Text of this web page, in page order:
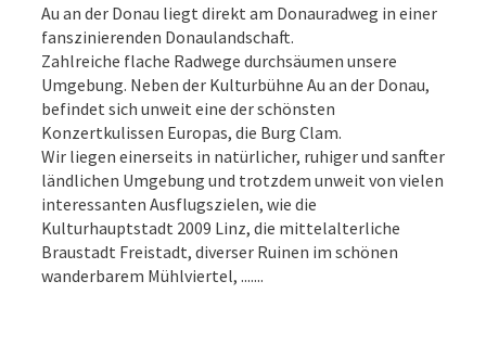
Au an der Donau liegt direkt am Donauradweg in einer
fanszinierenden Donaulandschaft.
Zahlreiche flache Radwege durchsäumen unsere
Umgebung. Neben der Kulturbühne Au an der Donau,
befindet sich unweit eine der schönsten
Konzertkulissen Europas, die Burg Clam.
Wir liegen einerseits in natürlicher, ruhiger und sanfter
ländlichen Umgebung und trotzdem unweit von vielen
interessanten Ausflugszielen, wie die
Kulturhauptstadt 2009 Linz, die mittelalterliche
Braustadt Freistadt, diverser Ruinen im schönen
wanderbarem Mühlviertel, .......